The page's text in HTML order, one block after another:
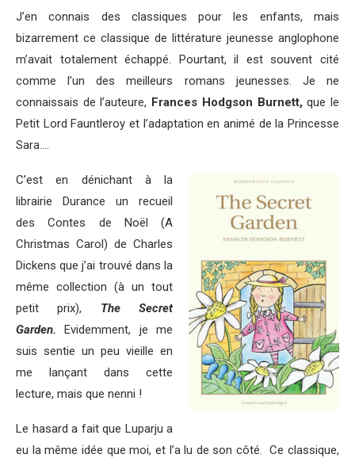
J’en connais des classiques pour les enfants, mais
bizarrement ce classique de littérature jeunesse anglophone
m’avait totalement échappé. Pourtant, il est souvent cité
comme l’un des meilleurs romans jeunesses. Je ne
connaissais de l’auteure, Frances Hodgson Burnett, que le
Petit Lord Fauntleroy et l’adaptation en animé de la Princesse
Sara….
C’est en dénichant à la
librairie Durance un recueil
des Contes de Noël (A
Christmas Carol) de Charles
Dickens que j’ai trouvé dans la
même collection (à un tout
petit prix), The Secret
Garden. Evidemment, je me
suis sentie un peu vieille en
me lançant dans cette
lecture, mais que nenni !
Le hasard a fait que Luparju a
eu la même idée que moi, et l’a lu de son côté. Ce classique,